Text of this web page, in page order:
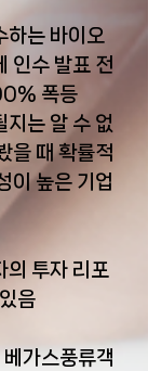
하는 바이오
인수 발표 전
폭등
지는 알 수 없
을 때 확률적
이 높은 기업
의 투자 리포
음
가스풍류객